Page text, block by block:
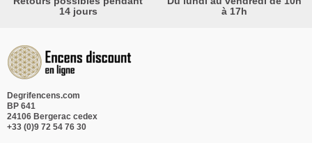
14 jours
à 17h
Degrifencens.com
BP 641
24106 Bergerac cedex
+33 (0)9 72 54 76 30